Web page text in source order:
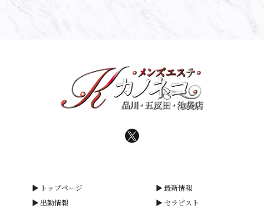
トップページ
最新情報
出勤情報
セラピスト